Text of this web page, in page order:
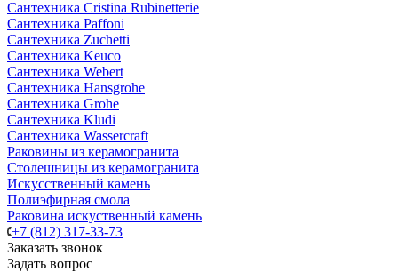
Сантехника Cristina Rubinetterie
Сантехника Paffoni
Сантехника Zuchetti
Сантехника Keuco
Сантехника Webert
Сантехника Hansgrohe
Сантехника Grohe
Сантехника Kludi
Сантехника Wassercraft
Раковины из керамогранита
Столешницы из керамогранита
Искусственный камень
Полиэфирная смола
Раковина искуственный камень
+7 (812) 317-33-73
Заказать звонок
Задать вопрос